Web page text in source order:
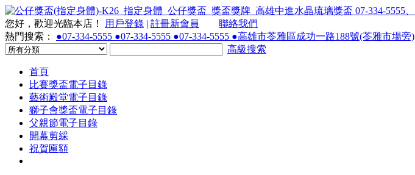
您好，歡迎光臨本店！ 用戶登錄 | 註冊新會員
聯絡我們
熱門搜索： ●07-334-5555 ●07-334-5555 ●07-334-5555 ●高雄市苓雅區成功一路188號(苓雅市場旁)
高級搜索
首頁
比賽獎盃電子目錄
藝術殿堂電子目錄
獅子會獎盃電子目錄
父親節電子目錄
開幕剪綵
祝賀匾額